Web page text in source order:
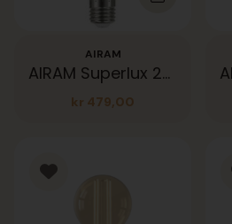
AIRAM
AIRAM Superlux 2452lm 27K 21W dim
kr 479,00